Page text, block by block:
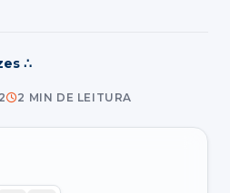
∴
2 MIN DE LEITURA